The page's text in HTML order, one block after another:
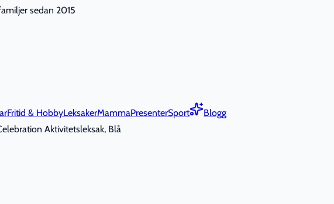
sedan 2015
Fritid & HobbyLeksakerMammaPresenterSport
Blogg
Aktivitetsleksak, Blå